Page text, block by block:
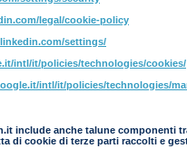
legal/cookie-policy
settings/
intl/it/policies/technologies/cookies/
intl/it/policies/technologies/
include anche talune
di cookie di terze parti raccolti e